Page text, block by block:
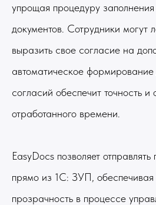
упрощая процедуру
документов. Сотрудники могут
выразить свое согласие на
автоматическое
согласий обеспечит точность и
отработанного времени.
EasyDocs позволяет
прямо из 1С: ЗУП, обеспечивая
прозрачность в процессе